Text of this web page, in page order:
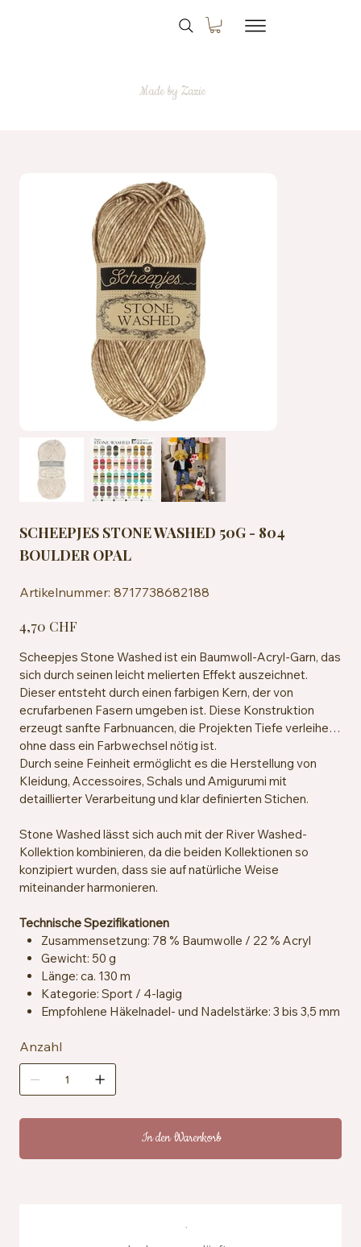
Made by Zazie
SCHEEPJES STONE WASHED 50G - 804
BOULDER OPAL
Artikelnummer: 8717738682188
8717738682188
4,70 CHF
Scheepjes Stone Washed ist ein Baumwoll-Acryl-Garn, das
sich durch seinen leicht melierten Effekt auszeichnet.
Dieser entsteht durch einen farbigen Kern, der von
ecrufarbenen Fasern umgeben ist. Diese Konstruktion
erzeugt sanfte Farbnuancen, die Projekten Tiefe verleihen,
ohne dass ein Farbwechsel nötig ist.
Durch seine Feinheit ermöglicht es die Herstellung von
Kleidung, Accessoires, Schals und Amigurumi mit
detaillierter Verarbeitung und klar definierten Stichen.
Stone Washed lässt sich auch mit der River Washed-
Kollektion kombinieren, da die beiden Kollektionen so
konzipiert wurden, dass sie auf natürliche Weise
miteinander harmonieren.
Technische Spezifikationen
Zusammensetzung: 78 % Baumwolle / 22 % Acryl
Gewicht: 50 g
Länge: ca. 130 m
Kategorie: Sport / 4-lagig
Empfohlene Häkelnadel- und Nadelstärke: 3 bis 3,5 mm
cm
Zertifizierung: OEKO-TEX® Standard 100
Pflegehinweise: Maschinenwaschbar bei 40 °C
Anzahl
In den Warenkorb